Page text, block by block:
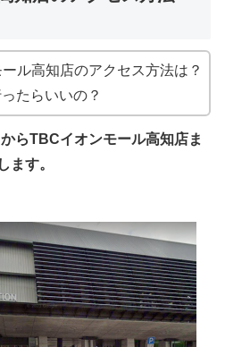
ル高知店のアクセス方法は？
たらいいの？
らTBCイオンモール高知店ま
ます。